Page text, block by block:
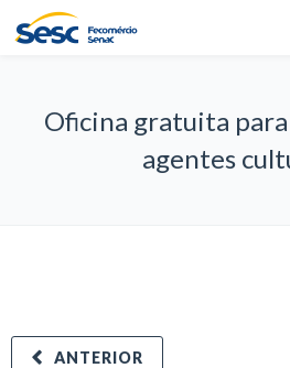
Oficina gratuita
agentes
ANTERIOR